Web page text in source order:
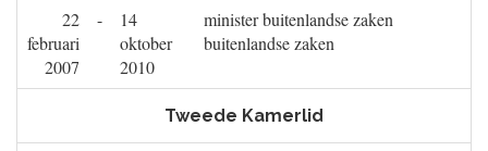
22
februari
2007
-
14
oktober
2010
minister buitenlandse zaken
buitenlandse zaken
Tweede Kamerlid